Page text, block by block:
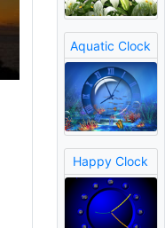
Aquatic Clock
Happy Clock